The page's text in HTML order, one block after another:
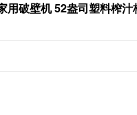
用破壁机 52盎司塑料榨汁